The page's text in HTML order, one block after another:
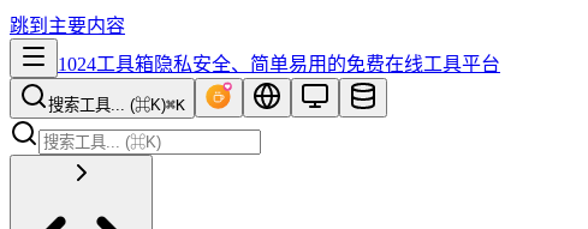
跳到主要内容
1024工具箱隐私安全、简单易用的免费在线工具平台
搜索工具... (⌘K)⌘K